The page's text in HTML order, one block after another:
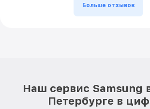
Больше отзывов
Наш сервис Samsung
Петербурге в